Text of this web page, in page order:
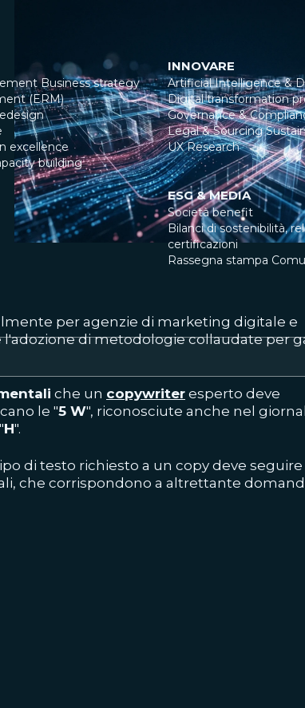
Business strategy
(ERM)
excellence
building
INNOVARE
Artificial Intelligence &
Digital transformation
Governance &
Legal & Sourcing
UX Research
ESG & MEDIA
Società benefit
Bilanci di sostenibilità,
certificazioni
Rassegna stampa
per agenzie di marketing digitale e
l'adozione di metodologie collaudate per
che un copywriter esperto deve
le "5 W", riconosciute anche nel
H".
di testo richiesto a un copy deve seguire
che corrispondono a altrettante